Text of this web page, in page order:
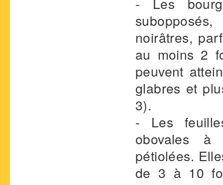
noirâtres,
au moins 2
peuvent
glabres et
3).
- Les
obovales à
pétiolées.
de 3 à 10